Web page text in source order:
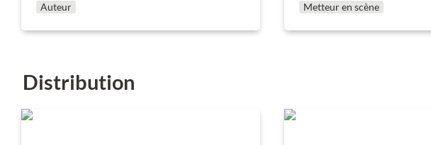
Auteur Metteur en scène
Distribution
Lucille Bobet Laure Duédal